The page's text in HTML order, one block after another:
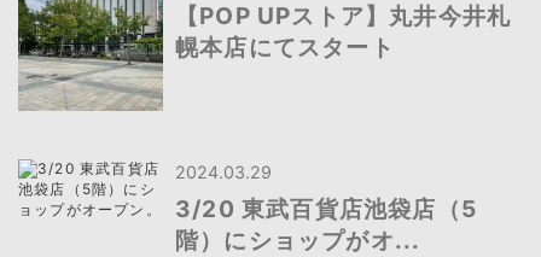
【POP UPストア】丸井今井札
幌本店にてスタート
3/20 東武百貨店池袋店（5
階）にショップがオ...
2024.03.29